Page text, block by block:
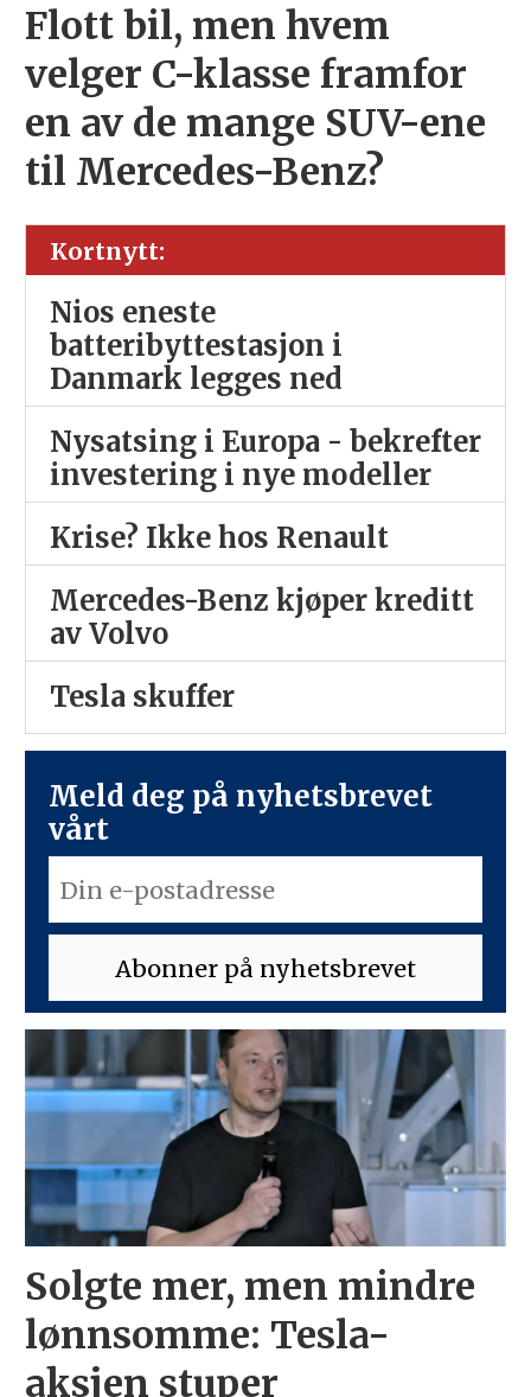
Flott bil, men hvem
velger C-klasse framfor
en av de mange SUV-ene
til Mercedes-Benz?
Kortnytt:
Nios eneste
batteribyttestasjon i
Danmark legges ned
Nysatsing i Europa - bekrefter
investering i nye modeller
Krise? Ikke hos Renault
Mercedes-Benz kjøper kreditt
av Volvo
Tesla skuffer
Meld deg på nyhetsbrevet
vårt
Solgte mer, men mindre
lønnsomme: Tesla-
aksjen stuper